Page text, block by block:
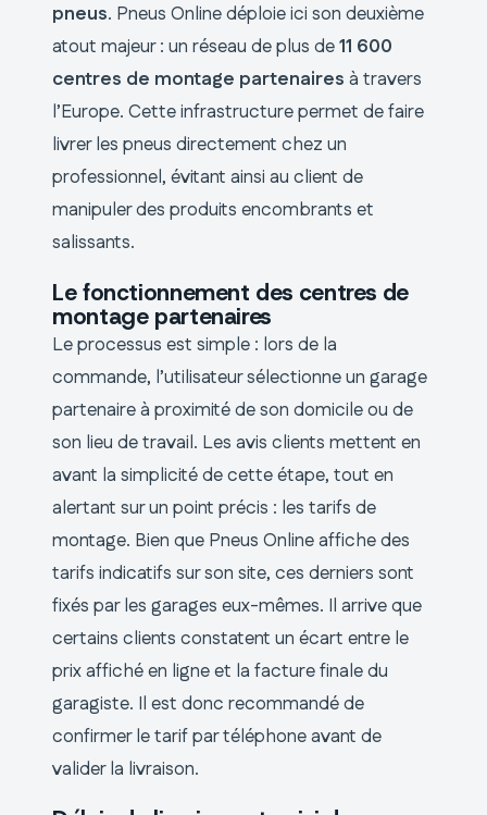
pneus. Pneus Online déploie ici son deuxième
atout majeur : un réseau de plus de11 600
centres de montage partenaires à travers
l’Europe. Cette infrastructure permet de faire
livrer les pneus directement chez un
professionnel, évitant ainsi au client de
manipuler des produits encombrants et
salissants.
Le fonctionnement des centres de
montage partenaires
Le processus est simple : lors de la
commande, l’utilisateur sélectionne un garage
partenaire à proximité de son domicile ou de
son lieu de travail. Les avis clients mettent en
avant la simplicité de cette étape, tout en
alertant sur un point précis : les tarifs de
montage. Bien que Pneus Online affiche des
tarifs indicatifs sur son site, ces derniers sont
fixés par les garages eux-mêmes. Il arrive que
certains clients constatent un écart entre le
prix affiché en ligne et la facture finale du
garagiste. Il est donc recommandé de
confirmer le tarif par téléphone avant de
valider la livraison.